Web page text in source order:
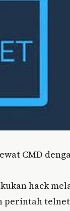
CMD
hack
perintah